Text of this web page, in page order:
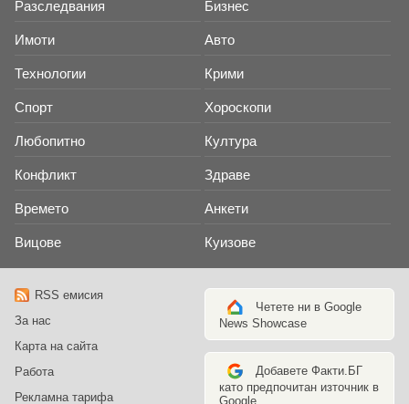
Разследвания Бизнес
Имоти Авто
Технологии Крими
Спорт Хороскопи
Любопитно Култура
Конфликт Здраве
Времето Анкети
Вицове Куизове
RSS емисия
За нас
Карта на сайта
Работа
Рекламна тарифа
Четете ни в Google
News Showcase
Добавете Факти.БГ
като предпочитан източник в
Google